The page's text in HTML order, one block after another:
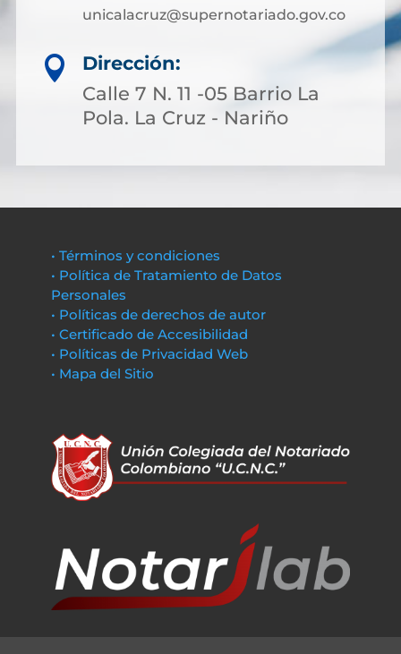
unicalacruz@supernotariado.gov.co

Dirección:
Calle 7 N. 11 -05 Barrio La
Pola. La Cruz - Nariño
• Términos y condiciones
• Política de Tratamiento de Datos
Personales
• Políticas de derechos de autor
• Certificado de Accesibilidad
• Políticas de Privacidad Web
• Mapa del Sitio